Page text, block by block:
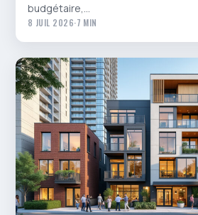
budgétaire,…
8 JUIL 2026·7 MIN